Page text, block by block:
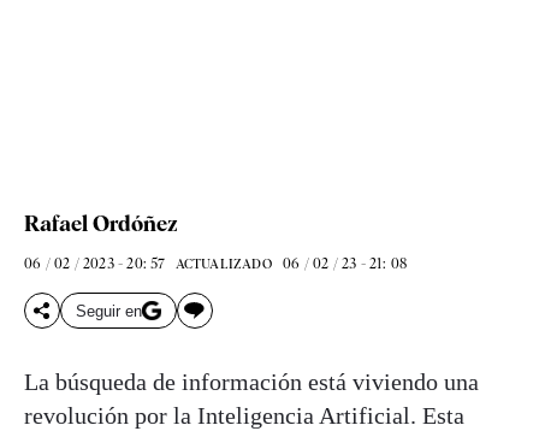
Rafael Ordóñez
06 / 02 / 2023 - 20: 57 ACTUALIZADO 06 / 02 / 23 - 21: 08
Seguir en
La búsqueda de información está viviendo una
revolución por la Inteligencia Artificial. Esta